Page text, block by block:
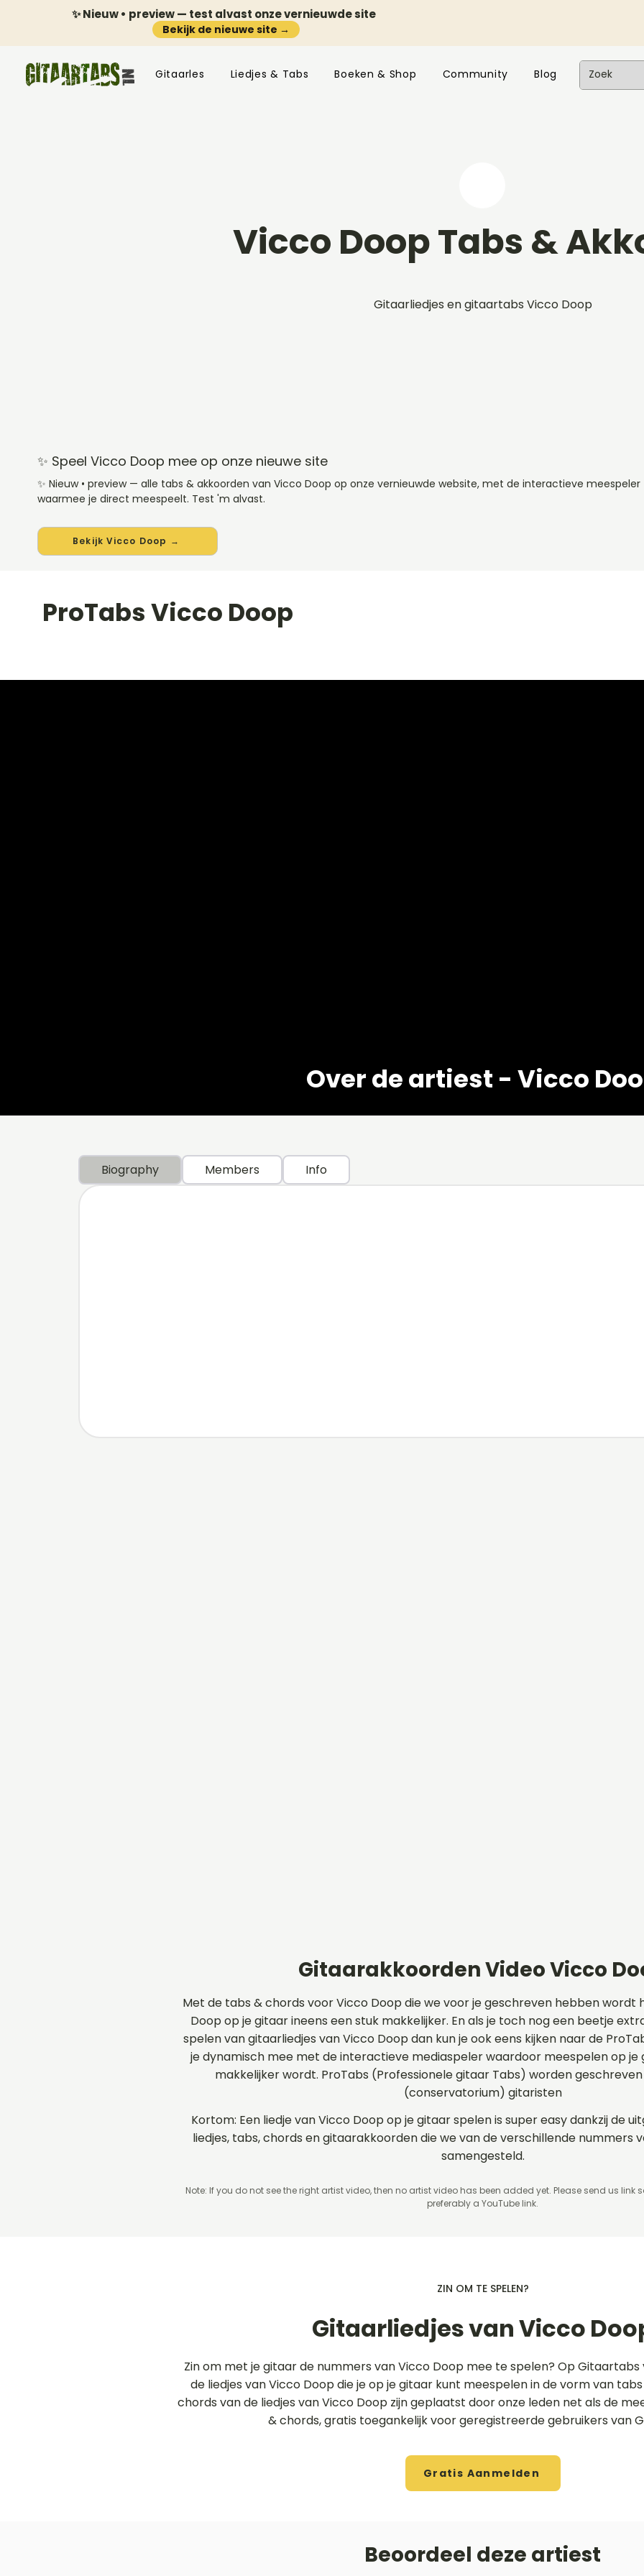
✨ Nieuw • preview — test alvast onze vernieuwde site
Bekijk de nieuwe site →
Gitaarles Liedjes & Tabs Boeken & Shop Community Blog
Vicco Doop Tabs &
Gitaarliedjes en gitaartabs Vicco Doop
✨ Speel Vicco Doop mee op onze nieuwe site
✨ Nieuw • preview — alle tabs & akkoorden van Vicco Doop op onze vernieuwde website, met de interactieve meespeler
waarmee je direct meespeelt. Test 'm alvast.
Bekijk Vicco Doop →
ProTabs Vicco Doop
Over de artiest - Vicco
Biography Members Info
Gitaarakkoorden Video Vicco
Met de tabs & chords voor Vicco Doop die we voor je geschreven hebben wordt
Doop op je gitaar ineens een stuk makkelijker. En als je toch nog een beetje
spelen van gitaarliedjes van Vicco Doop dan kun je ook eens kijken naar de
je dynamisch mee met de interactieve mediaspeler waardoor meespelen op je
makkelijker wordt. ProTabs (Professionele gitaar Tabs) worden
(conservatorium) gitaristen
Kortom: Een liedje van Vicco Doop op je gitaar spelen is super easy dankzij de
liedjes, tabs, chords en gitaarakkoorden die we van de verschillende nummers
samengesteld.
Note: If you do not see the right artist video, then no artist video has been added yet. Please send us link
preferably a YouTube link.
ZIN OM TE SPELEN?
Gitaarliedjes van Vicco
Zin om met je gitaar de nummers van Vicco Doop mee te spelen? Op
de liedjes van Vicco Doop die je op je gitaar kunt meespelen in de vorm van
chords van de liedjes van Vicco Doop zijn geplaatst door onze leden net als de
& chords, gratis toegankelijk voor geregistreerde gebruikers van
Gratis Aanmelden
Beoordeel deze artiest